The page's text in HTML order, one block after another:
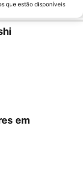
que estão disponíveis
em